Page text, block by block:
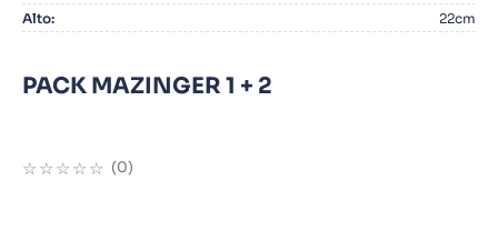
Alto: 22cm
PACK MAZINGER 1 + 2
☆☆☆☆☆ (0)
6.
8. Noches Blancas
10. 1984